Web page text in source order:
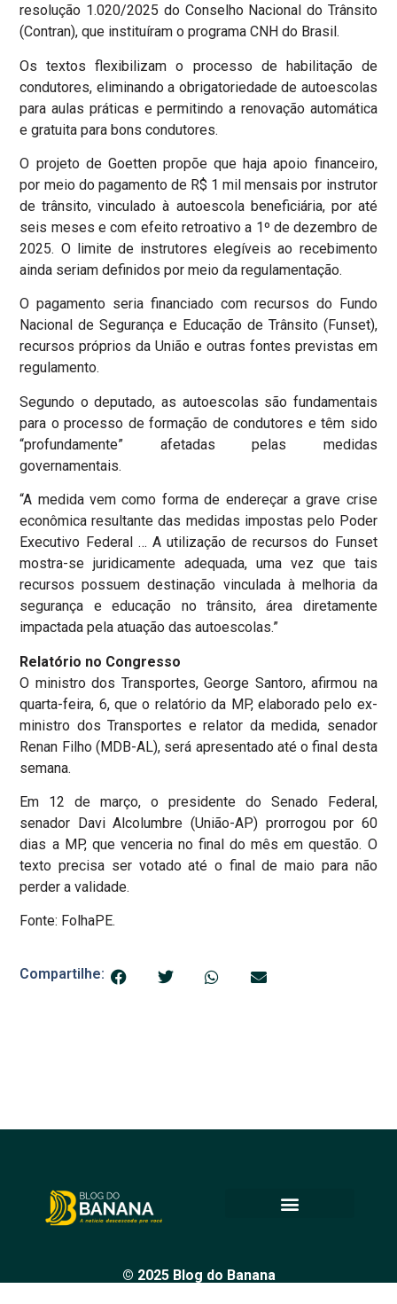
resolução 1.020/2025 do Conselho Nacional do Trânsito
(Contran), que instituíram o programa CNH do Brasil.
Os textos flexibilizam o processo de habilitação de
condutores, eliminando a obrigatoriedade de autoescolas
para aulas práticas e permitindo a renovação automática
e gratuita para bons condutores.
O projeto de Goetten propõe que haja apoio financeiro,
por meio do pagamento de R$ 1 mil mensais por instrutor
de trânsito, vinculado à autoescola beneficiária, por até
seis meses e com efeito retroativo a 1º de dezembro de
2025. O limite de instrutores elegíveis ao recebimento
ainda seriam definidos por meio da regulamentação.
O pagamento seria financiado com recursos do Fundo
Nacional de Segurança e Educação de Trânsito (Funset),
recursos próprios da União e outras fontes previstas em
regulamento.
Segundo o deputado, as autoescolas são fundamentais
para o processo de formação de condutores e têm sido
“profundamente” afetadas pelas medidas
governamentais.
“A medida vem como forma de endereçar a grave crise
econômica resultante das medidas impostas pelo Poder
Executivo Federal … A utilização de recursos do Funset
mostra-se juridicamente adequada, uma vez que tais
recursos possuem destinação vinculada à melhoria da
segurança e educação no trânsito, área diretamente
impactada pela atuação das autoescolas.”
Relatório no Congresso
O ministro dos Transportes, George Santoro, afirmou na
quarta-feira, 6, que o relatório da MP, elaborado pelo ex-
ministro dos Transportes e relator da medida, senador
Renan Filho (MDB-AL), será apresentado até o final desta
semana.
Em 12 de março, o presidente do Senado Federal,
senador Davi Alcolumbre (União-AP) prorrogou por 60
dias a MP, que venceria no final do mês em questão. O
texto precisa ser votado até o final de maio para não
perder a validade.
Fonte: FolhaPE.
Compartilhe:
© 2025 Blog do Banana